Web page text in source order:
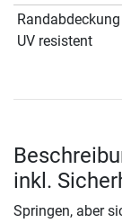
Randabdeckung
UV resistent
inkl.
Springen, aber